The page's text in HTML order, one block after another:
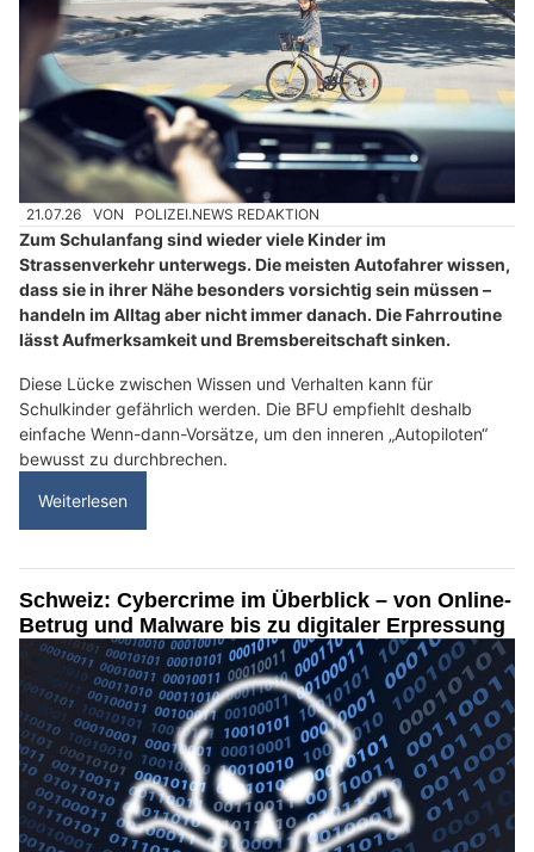
21.07.26 VON POLIZEI.NEWS REDAKTION
Zum Schulanfang sind wieder viele Kinder im
Strassenverkehr unterwegs. Die meisten Autofahrer wissen,
dass sie in ihrer Nähe besonders vorsichtig sein müssen –
handeln im Alltag aber nicht immer danach. Die Fahrroutine
lässt Aufmerksamkeit und Bremsbereitschaft sinken.
Diese Lücke zwischen Wissen und Verhalten kann für
Schulkinder gefährlich werden. Die BFU empfiehlt deshalb
einfache Wenn-dann-Vorsätze, um den inneren „Autopiloten“
bewusst zu durchbrechen.
Weiterlesen
Schweiz: Cybercrime im Überblick – von Online-
Betrug und Malware bis zu digitaler Erpressung